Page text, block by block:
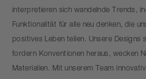
interpretieren sich wandelnde Trends,
Funktionalität für alle neu denken, die
positives Leben teilen. Unsere Designs
fordern Konventionen heraus, wecken
Materialien. Mit unserem Team